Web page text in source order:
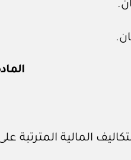
المالية المترتبة